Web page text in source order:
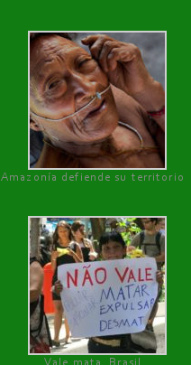
Amazonía defiende su territorio